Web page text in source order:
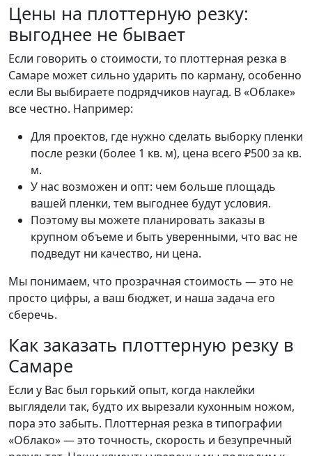
Цены на плоттерную резку:
выгоднее не бывает
Если говорить о стоимости, то плоттерная резка в
Самаре может сильно ударить по карману, особенно
если Вы выбираете подрядчиков наугад. В «Облаке»
все честно. Например:
Для проектов, где нужно сделать выборку пленки
после резки (более 1 кв. м), цена всего ₽500 за кв.
м.
У нас возможен и опт: чем больше площадь
вашей пленки, тем выгоднее будут условия.
Поэтому вы можете планировать заказы в
крупном объеме и быть уверенными, что вас не
подведут ни качество, ни цена.
Мы понимаем, что прозрачная стоимость — это не
просто цифры, а ваш бюджет, и наша задача его
сберечь.
Как заказать плоттерную резку в
Самаре
Если у Вас был горький опыт, когда наклейки
выглядели так, будто их вырезали кухонным ножом,
пора это забыть. Плоттерная резка в типографии
«Облако» — это точность, скорость и безупречный